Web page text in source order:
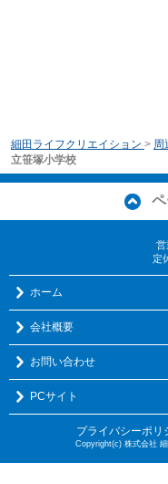
細田ライフクリエイション > 周
立笹塚小学校
営
定
ホーム
会社概要
お問い合わせ
PCサイト
プライバシーポリ
Copyright(c) 株式会社